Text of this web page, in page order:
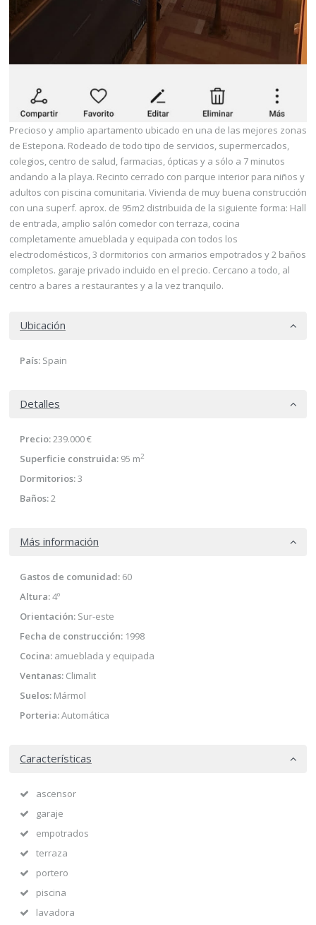
Precioso y amplio apartamento ubicado en una de las mejores zonas
de Estepona. Rodeado de todo tipo de servicios, supermercados,
colegios, centro de salud, farmacias, ópticas y a sólo a 7 minutos
andando a la playa. Recinto cerrado con parque interior para niños y
adultos con piscina comunitaria. Vivienda de muy buena construcción
con una superf. aprox. de 95m2 distribuida de la siguiente forma: Hall
de entrada, amplio salón comedor con terraza, cocina
completamente amueblada y equipada con todos los
electrodomésticos, 3 dormitorios con armarios empotrados y 2 baños
completos. garaje privado incluido en el precio. Cercano a todo, al
centro a bares a restaurantes y a la vez tranquilo.
Ubicación
País: Spain
Detalles
Precio:239.000 €
Superficie construida: 95 m2
Dormitorios:3
Baños:2
Más información
Gastos de comunidad: 60
Altura:4º
Orientación: Sur-este
Fecha de construcción: 1998
Cocina: amueblada y equipada
Ventanas: Climalit
Suelos: Mármol
Porteria:Automática
Características
ascensor
garaje
empotrados
terraza
portero
piscina
lavadora